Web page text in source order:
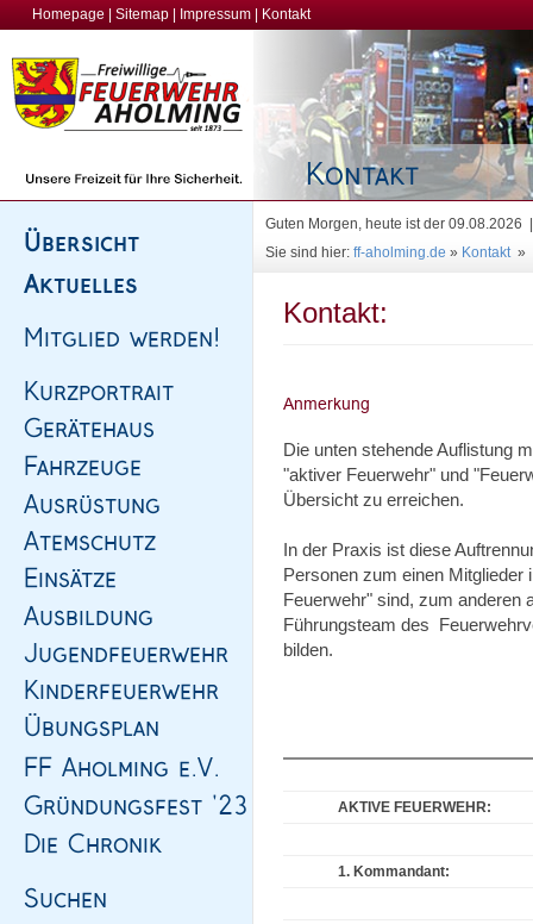
Homepage Sitemap Impressum Kontakt
Guten Morgen, heute ist der
Sie sind hier: ff-aholming.de » Kontakt»
Kontakt:
Die unten stehende Auflistung
"aktiver Feuerwehr" und
Übersicht zu erreichen.
In der Praxis ist diese
Personen zum einen Mitglieder
Feuerwehr" sind, zum anderen
Führungsteam des
bilden.
AKTIVE FEUERWEHR:
1. Kommandant: